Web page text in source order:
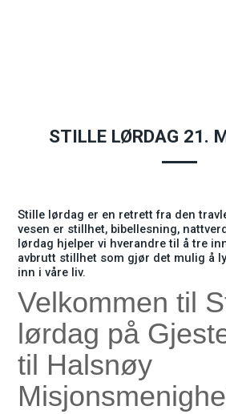
STILLE LØRDAG 21.
Stille lørdag er en retrett fra den
vesen er stillhet, bibellesning,
lørdag hjelper vi hverandre til å tre
avbrutt stillhet som gjør det mulig å
inn i våre liv.
Velkommen til
lørdag på
til Halsnøy